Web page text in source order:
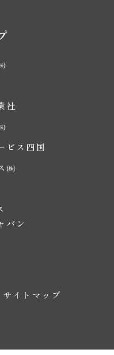
社
ビス四国
㈱
パン
サイトマップ